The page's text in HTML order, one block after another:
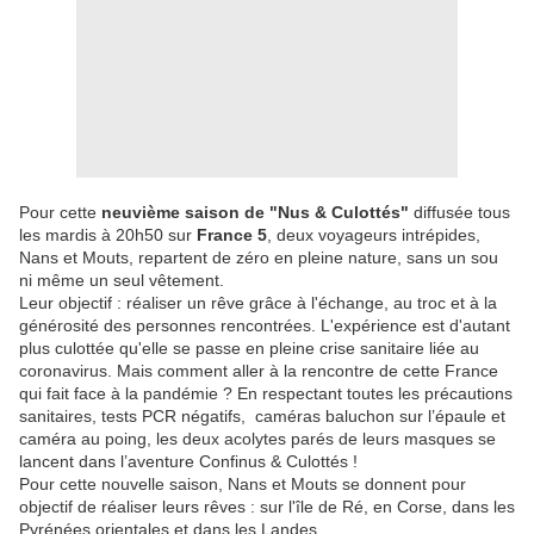
Pour cette neuvième saison de "Nus & Culottés" diffusée tous
les mardis à 20h50 sur France 5 , deux voyageurs intrépides,
Nans et Mouts, repartent de zéro en pleine nature, sans un sou
ni même un seul vêtement.
Leur objectif : réaliser un rêve grâce à l'échange, au troc et à la
générosité des personnes rencontrées. L'expérience est d'autant
plus culottée qu'elle se passe en pleine crise sanitaire liée au
coronavirus. Mais comment aller à la rencontre de cette France
qui fait face à la pandémie ? En respectant toutes les précautions
sanitaires, tests PCR négatifs, caméras baluchon sur l’épaule et
caméra au poing, les deux acolytes parés de leurs masques se
lancent dans l’aventure Confinus & Culottés !
Pour cette nouvelle saison, Nans et Mouts se donnent pour
objectif de réaliser leurs rêves : sur l'île de Ré, en Corse, dans les
Pyrénées orientales et dans les Landes.